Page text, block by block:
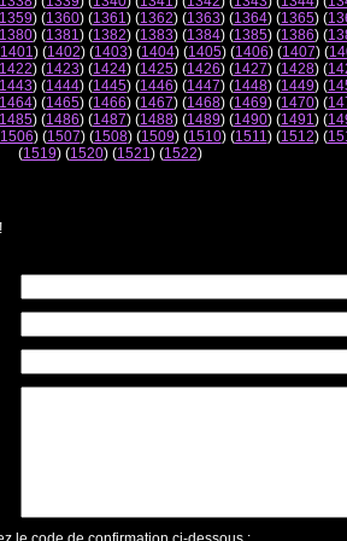
1359) (1360) (1361) (1362) (1363) (1364) (1365) (
1380) (1381) (1382) (1383) (1384) (1385) (1386) (
1401) (1402) (1403) (1404) (1405) (1406) (1407) (
1422) (1423) (1424) (1425) (1426) (1427) (1428) (
1443) (1444) (1445) (1446) (1447) (1448) (1449) (
1464) (1465) (1466) (1467) (1468) (1469) (1470) (
1485) (1486) (1487) (1488) (1489) (1490) (1491) (
1506) (1507) (1508) (1509) (1510) (1511) (1512) (
(1519) (1520) (1521) (1522)